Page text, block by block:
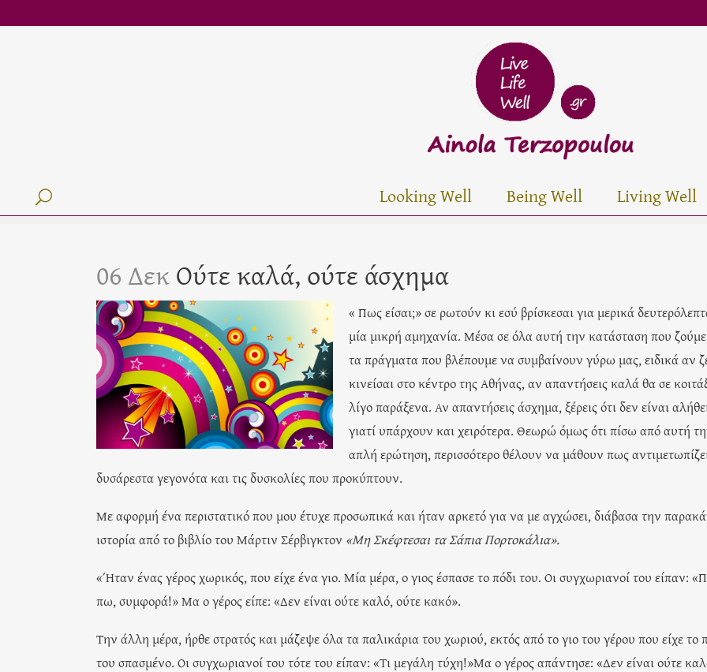
Looking Well Being Well Living Well
06 ΔεκΟύτε καλά, ούτε άσχημα
« Πως είσαι;» σε ρωτούν κι εσύ βρίσκεσαι για μερικά
μία μικρή αμηχανία. Μέσα σε όλα αυτή την κατάσταση που
τα πράγματα που βλέπουμε να συμβαίνουν γύρω μας, ειδικά αν
κινείσαι στο κέντρο της Αθήνας, αν απαντήσεις καλά θα σε
λίγο παράξενα. Αν απαντήσεις άσχημα, ξέρεις ότι δεν είναι
γιατί υπάρχουν και χειρότερα. Θεωρώ όμως ότι πίσω από αυτή
απλή ερώτηση, περισσότερο θέλουν να μάθουν πως
δυσάρεστα γεγονότα και τις δυσκολίες που προκύπτουν.
Με αφορμή ένα περιστατικό που μου έτυχε προσωπικά και ήταν αρκετό για να με αγχώσει, διάβασα την
ιστορία από το βιβλίο του Μάρτιν Σέρβιγκτον «Μη Σκέφτεσαι τα Σάπια Πορτοκάλια».
«Ήταν ένας γέρος χωρικός, που είχε ένα γιο. Μία μέρα, ο γιος έσπασε το πόδι του. Οι συγχωριανοί του είπαν:
πω, συμφορά!» Μα ο γέρος είπε: «Δεν είναι ούτε καλό, ούτε κακό».
Την άλλη μέρα, ήρθε στρατός και μάζεψε όλα τα παλικάρια του χωριού, εκτός από το γιο του γέρου που είχε το
του σπασμένο. Οι συγχωριανοί του τότε του είπαν: «Τι μεγάλη τύχη!»Μα ο γέρος απάντησε: «Δεν είναι ούτε